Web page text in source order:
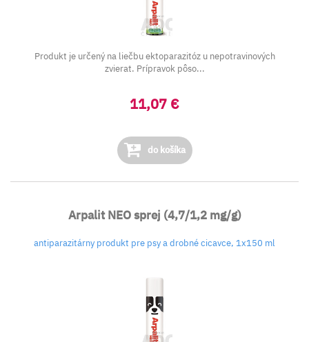
Produkt je určený na liečbu ektoparazitóz u nepotravinových
zvierat. Prípravok pôso...
11,07 €
do košíka
Arpalit NEO sprej (4,7/1,2 mg/g)
antiparazitárny produkt pre psy a drobné cicavce, 1x150 ml